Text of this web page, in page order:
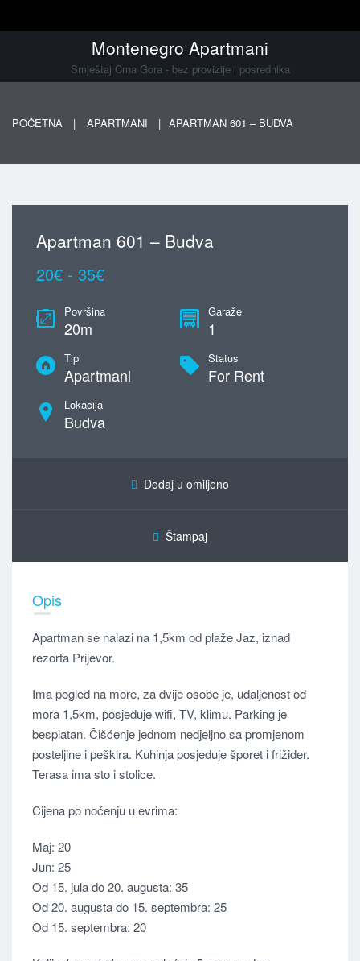
Montenegro Apartmani
Smještaj Crna Gora - bez provizije i posrednika
POČETNA APARTMANI APARTMAN 601 – BUDVA
Apartman 601 – Budva
20€ - 35€
Površina
20m
Garaže
1
Tip
Apartmani
Status
For Rent
Lokacija
Budva
Dodaj u omiljeno
Štampaj
Opis
Apartman se nalazi na 1,5km od plaže Jaz, iznad
rezorta Prijevor.
Ima pogled na more, za dvije osobe je, udaljenost od
mora 1,5km, posjeduje wifi, TV, klimu. Parking je
besplatan. Čišćenje jednom nedjeljno sa promjenom
posteljine i peškira. Kuhinja posjeduje šporet i frižider.
Terasa ima sto i stolice.
Cijena po noćenju u evrima:
Maj: 20
Jun: 25
Od 15. jula do 20. augusta: 35
Od 20. augusta do 15. septembra: 25
Od 15. septembra: 20